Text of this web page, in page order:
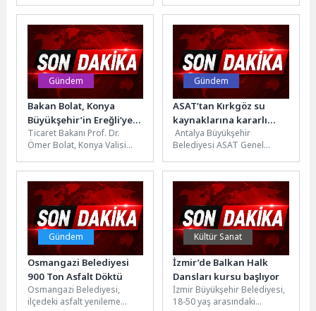
buluşmaları kapsamında
Kayapa Mahallesi
sakinleriyle...
kabul edildi. Meclis Başkan
Vekili...
Gündem
Bakan Bolat, Konya
Büyükşehir’in Ereğli’ye
Kazandırdığı “Gençlik
Kampüsü”nü Ziyaret Etti
Ticaret Bakanı Prof. Dr.
Ömer Bolat, Konya Valisi
Büyükşehir Belediye Başkanı
Uğur...
Gündem
ASAT’tan Kırkgöz su
kaynaklarına kararlı
koruma
Antalya Büyükşehir
Belediyesi ASAT Genel
kaynaklarını korumaya
yönelik çalışmalarını büyük
bir...
Gündem
Osmangazi Belediyesi
900 Ton Asfalt Döktü
Osmangazi Belediyesi,
ilçedeki asfalt yenileme
Kültür Sanat
İzmir’de Balkan Halk
Dansları kursu başlıyor
İzmir Büyükşehir Belediyesi,
18-50 yaş arasındaki